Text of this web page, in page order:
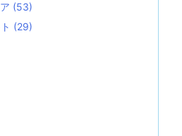
(53)
(29)